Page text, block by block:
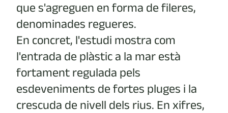
que s'agreguen en forma de fileres,
denominades regueres.
En concret, l'estudi mostra com
l'entrada de plàstic a la mar està
fortament regulada pels
esdeveniments de fortes pluges i la
crescuda de nivell dels rius. En xifres,